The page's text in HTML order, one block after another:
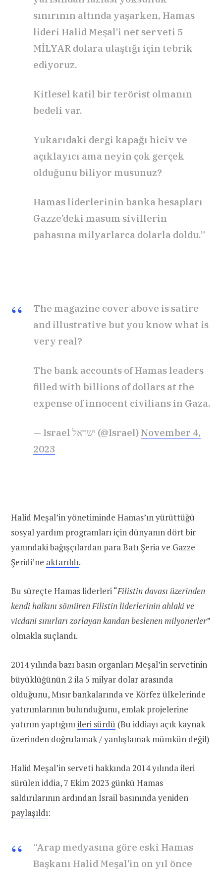
sınırının altında yaşarken, Hamas
lideri Halid Meşal’i net serveti 5
MİLYAR dolara ulaştığı için tebrik
ediyoruz.
Kitlesel katil bir terörist olmanın
bedeli var.
Yukarıdaki dergi kapağı hiciv ve
açıklayıcı ama neyin çok gerçek
olduğunu biliyor musunuz?
Hamas liderlerinin banka hesapları
Gazze’deki masum sivillerin
pahasına milyarlarca dolarla doldu.”
The magazine cover above is satire
and illustrative but you know what is
very real?
The bank accounts of Hamas leaders
filled with billions of dollars at the
expense of innocent civilians in Gaza.
— Israel ישראל (@Israel) November 4,
2023
Halid Meşal’in yönetiminde Hamas’ın yürüttüğü
sosyal yardım programları için dünyanın dört bir
yanındaki bağışçılardan para Batı Şeria ve Gazze
Şeridi’ne aktarıldı.
Bu süreçte Hamas liderleri “Filistin davası üzerinden
kendi halkını sömüren Filistin liderlerinin ahlaki ve
vicdani sınırları zorlayan kandan beslenen milyonerler”
olmakla suçlandı.
2014 yılında bazı basın organları Meşal’in servetinin
büyüklüğünün 2 ila 5 milyar dolar arasında
olduğunu, Mısır bankalarında ve Körfez ülkelerinde
yatırımlarının bulunduğunu, emlak projelerine
yatırım yaptığınıileri sürdü (Bu iddiayı açık kaynak
üzerinden doğrulamak / yanlışlamak mümkün değil)
Halid Meşal’in serveti hakkında 2014 yılında ileri
sürülen iddia, 7 Ekim 2023 günkü Hamas
saldırılarının ardından İsrail basınında yeniden
paylaşıldı:
“Arap medyasına göre eski Hamas
Başkanı Halid Meşal’in on yıl önce